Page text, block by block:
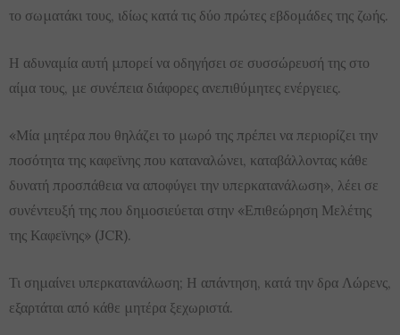
το σωματάκι τους, ιδίως κατά τις δύο πρώτες εβδομάδες της ζωής.
Η αδυναμία αυτή μπορεί να οδηγήσει σε συσσώρευσή της στο
αίμα τους, με συνέπεια διάφορες ανεπιθύμητες ενέργειες.
«Μία μητέρα που θηλάζει το μωρό της πρέπει να περιορίζει την
ποσότητα της καφεϊνης που καταναλώνει, καταβάλλοντας κάθε
δυνατή προσπάθεια να αποφύγει την υπερκατανάλωση», λέει σε
συνέντευξή της που δημοσιεύεται στην «Επιθεώρηση Μελέτης
της Καφεϊνης» (JCR).
Τι σημαίνει υπερκατανάλωση; Η απάντηση, κατά την δρα Λώρενς,
εξαρτάται από κάθε μητέρα ξεχωριστά.